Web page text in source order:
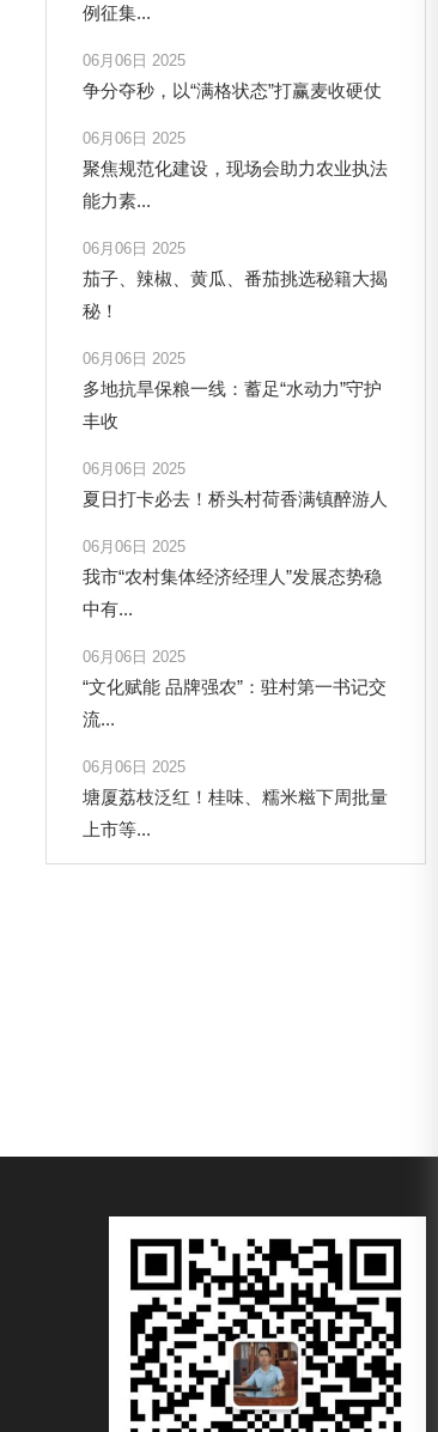
例征集...
06月06日 2025
争分夺秒，以“满格状态”打赢麦收硬仗
06月06日 2025
聚焦规范化建设，现场会助力农业执法
能力素...
06月06日 2025
茄子、辣椒、黄瓜、番茄挑选秘籍大揭
秘！
06月06日 2025
多地抗旱保粮一线：蓄足“水动力”守护
丰收
06月06日 2025
夏日打卡必去！桥头村荷香满镇醉游人
06月06日 2025
我市“农村集体经济经理人”发展态势稳
中有...
06月06日 2025
“文化赋能 品牌强农”：驻村第一书记交
流...
06月06日 2025
塘厦荔枝泛红！桂味、糯米糍下周批量
上市等...